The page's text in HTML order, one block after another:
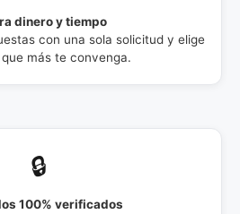
dinero y tiempo
con una sola solicitud y elige
más te convenga.
🔒
100% verificados